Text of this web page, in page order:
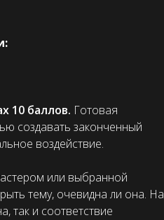
10 баллов. Готовая
создавать законченный
воздействие.
или выбранной
тему, очевидна ли она. На
так и соответствие